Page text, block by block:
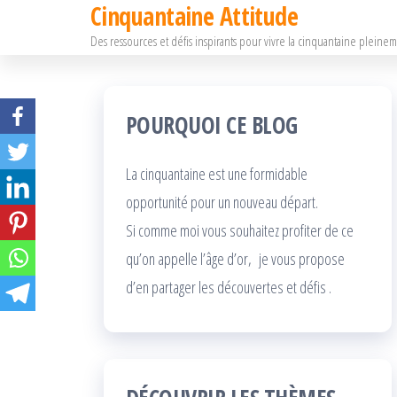
Cinquantaine Attitude
Des ressources et défis inspirants pour vivre la cinquantaine
POURQUOI CE BLOG
La cinquantaine est une formidable
opportunité pour un nouveau départ.
Si comme moi vous souhaitez profiter de ce
qu’on appelle l’âge d’or, je vous propose
d’en partager les découvertes et défis .